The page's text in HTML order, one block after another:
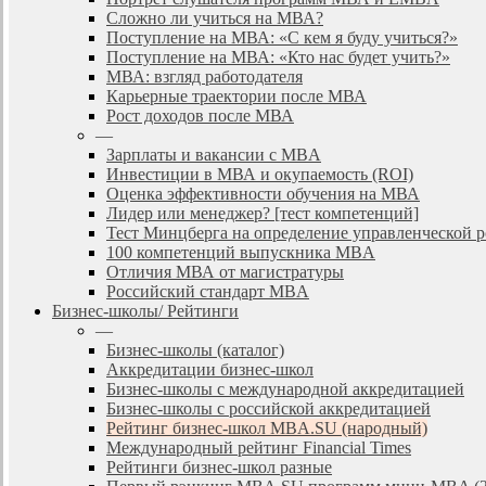
Сложно ли учиться на МВА?
Поступление на МВА: «С кем я буду учиться?»
Поступление на МВА: «Кто нас будет учить?»
МВА: взгляд работодателя
Карьерные траектории после МВА
Рост доходов после МВА
—
Зарплаты и вакансии с MBA
Инвестиции в МВА и окупаемость (ROI)
Оценка эффективности обучения на МВА
Лидер или менеджер? [тест компетенций]
Тест Минцберга на определение управленческой
100 компетенций выпускника MBA
Отличия МВА от магистратуры
Российский стандарт MBA
Бизнес-школы/ Рейтинги
—
Бизнес-школы (каталог)
Аккредитации бизнес-школ
Бизнес-школы с международной аккредитацией
Бизнес-школы с российской аккредитацией
Рейтинг бизнес-школ MBA.SU (народный)
Международный рейтинг Financial Times
Рейтинги бизнес-школ разные